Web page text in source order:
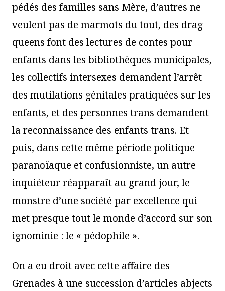
pédés des familles sans Mère, d’autres ne
veulent pas de marmots du tout, des drag
queens font des lectures de contes pour
enfants dans les bibliothèques municipales,
les collectifs intersexes demandent l’arrêt
des mutilations génitales pratiquées sur les
enfants, et des personnes trans demandent
la reconnaissance des enfants trans. Et
puis, dans cette même période politique
paranoïaque et confusionniste, un autre
inquiéteur réapparaît au grand jour, le
monstre d’une société par excellence qui
met presque tout le monde d’accord sur son
ignominie : le « pédophile ».
On a eu droit avec cette affaire des
Grenades à une succession d’articles abjects